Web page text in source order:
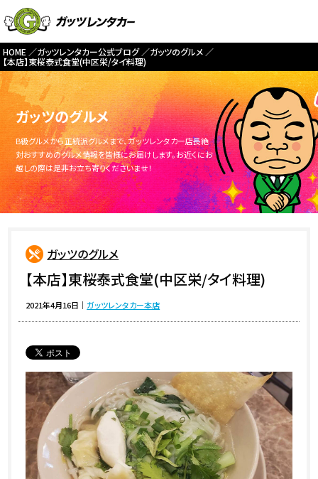
HOME ガッツレンタカー公式ブログ
ガッツのグルメ
【本店】東桜泰式食堂(中区栄/タイ料理)
ガッツのグルメ
B級グルメから正統派グルメまで、ガッツレンタカー店長絶
対おすすめのグルメ情報を皆様にお届けします。お近くにお
越しの際は是非お立ち寄りくださいませ！
ガッツのグルメ
【本店】東桜泰式食堂(中区栄/タイ料理)
2021年4月16日 ｜ガッツレンタカー本店